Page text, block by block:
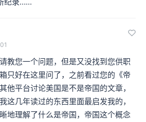
教您一个问题，但是又没找到您供职
只好在这里问了，之前看过您的《帝
他平台讨论美国是不是帝国的文章，
这几年读过的东西里面最启发我的，
地理解了什么是帝国，帝国这个概念